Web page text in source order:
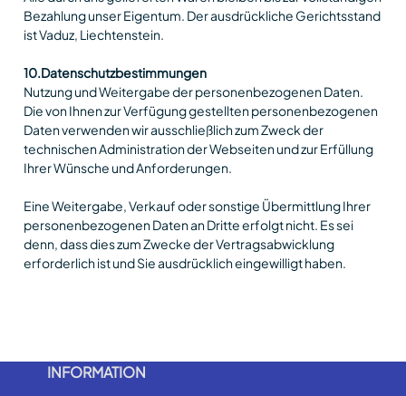
Bezahlung unser Eigentum. Der ausdrückliche Gerichtsstand
ist Vaduz, Liechtenstein.
10.Datenschutzbestimmungen
Nutzung und Weitergabe der personenbezogenen Daten.
Die von Ihnen zur Verfügung gestellten personenbezogenen
Daten verwenden wir ausschließlich zum Zweck der
technischen Administration der Webseiten und zur Erfüllung
Ihrer Wünsche und Anforderungen.
Eine Weitergabe, Verkauf oder sonstige Übermittlung Ihrer
personenbezogenen Daten an Dritte erfolgt nicht. Es sei
denn, dass dies zum Zwecke der Vertragsabwicklung
erforderlich ist und Sie ausdrücklich eingewilligt haben.
INFORMATION